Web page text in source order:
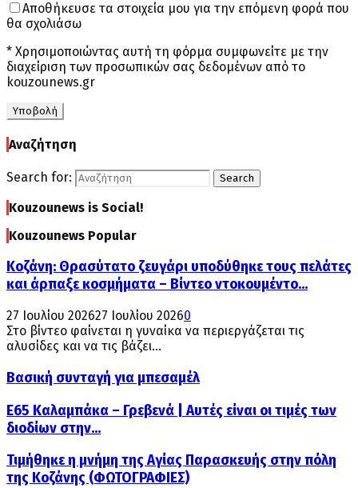
Αποθήκευσε τα στοιχεία μου για την επόμενη φορά που
θα σχολιάσω
* Χρησιμοποιώντας αυτή τη φόρμα συμφωνείτε με την
διαχείριση των προσωπικών σας δεδομένων από το
kouzounews.gr
Αναζήτηση
Search for: Search
Kouzounews is Social!
Kouzounews Popular
Κοζάνη: Θρασύτατο ζευγάρι υποδύθηκε τους πελάτες
και άρπαξε κοσμήματα – Βίντεο ντοκουμέντο...
27 Ιουλίου 202627 Ιουλίου 20260
Στο βίντεο φαίνεται η γυναίκα να περιεργάζεται τις
αλυσίδες και να τις βάζει...
Βασική συνταγή για μπεσαμέλ
Ε65 Καλαμπάκα – Γρεβενά | Αυτές είναι οι τιμές των
διοδίων στην...
Τιμήθηκε η μνήμη της Αγίας Παρασκευής στην πόλη
της Κοζάνης (ΦΩΤΟΓΡΑΦΙΕΣ)